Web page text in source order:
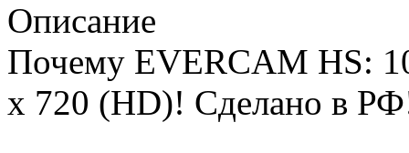
Описание
Почему EVERCAM HS:
x 720 (HD)! Сделано в